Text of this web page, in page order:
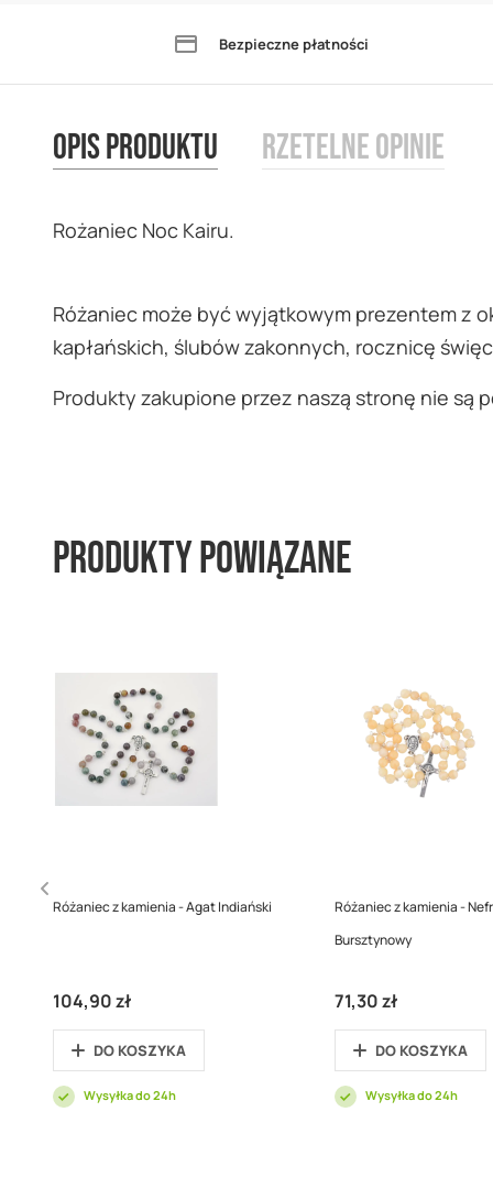
of
images
Bezpieczne płatności
Opis produktu
Rożaniec Noc Kairu.
Różaniec może być wyjątkowym prezentem z
kapłańskich, ślubów zakonnych, rocznicę
Produkty zakupione przez naszą stronę nie są
Rzetelne opinie
Produkty powiązane
Różaniec z kamienia - Agat Indiański
104,90 zł
DO KOSZYKA
Wysyłka do 24h
Różaniec z kamienia -
Bursztynowy
71,30 zł
DO KOSZYKA
Wysyłka do 24h